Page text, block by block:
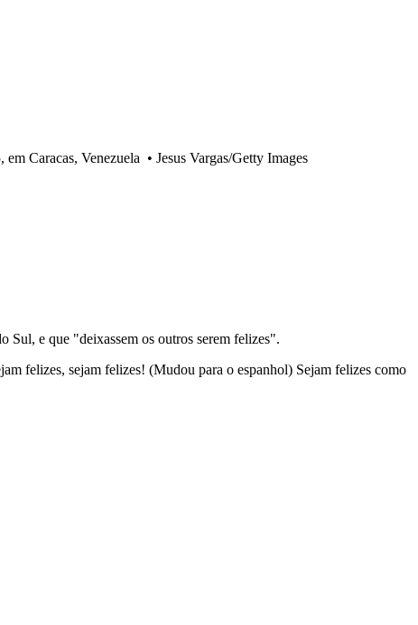
Caracas, Venezuela • Jesus Vargas/Getty Images
Sul, e que "deixassem os outros serem felizes".
felizes, sejam felizes! (Mudou para o espanhol) Sejam felizes como